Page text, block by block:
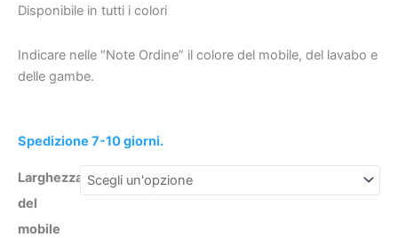
Disponibile in tutti i colori
Indicare nelle “Note Ordine” il colore del mobile, del lavabo e
delle gambe.
Spedizione 7-10 giorni.
Larghezza
del
mobile
in
spessore
6